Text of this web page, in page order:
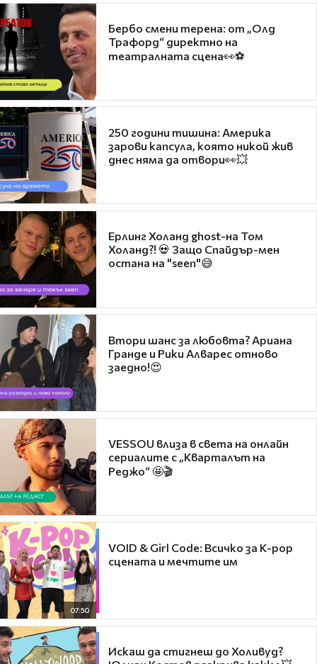
Бербо смени терена: от „Олд
Трафорд“ директно на
театралната сцена👀⚽
250 години тишина: Америка
зарови капсула, която никой жив
днес няма да отвори👀💥
Ерлинг Холанд ghost-на Том
Холанд?! 💀 Защо Спайдър-мен
остана на "seen"😅
Втори шанс за любовта? Ариана
Гранде и Рики Алварес отново
заедно!😍
VESSOU влиза в света на онлайн
сериалите с „Кварталът на
Реджо“ 🤩🎬
07:50
VOID & Girl Code: Всичко за K-pop
сцената и мечтите им
Искаш да стигнеш до Холивуд?